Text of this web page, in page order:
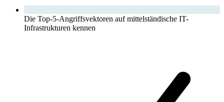
Die Top-5-Angriffsvektoren auf mittelständische IT-
Infrastrukturen kennen